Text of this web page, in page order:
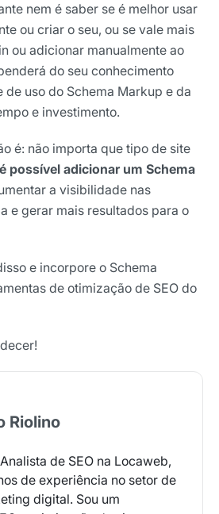
nem é saber se é melhor usar
ou criar o seu, ou se vale mais
ou adicionar manualmente ao
do seu conhecimento
uso do Schema Markup e da
e investimento.
é: não importa que tipo de site
possível adicionar um Schema
a visibilidade nas
e gerar mais resultados para o
e incorpore o Schema
de otimização de SEO do
Riolino
de SEO na Locaweb,
de experiência no setor de
digital. Sou um